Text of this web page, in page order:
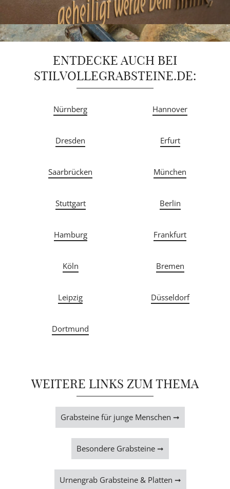
ENTDECKE AUCH BEI
STILVOLLEGRABSTEINE.DE:
Nürnberg Hannover
Dresden Erfurt
Saarbrücken München
Stuttgart Berlin
Hamburg Frankfurt
Köln Bremen
Leipzig Düsseldorf
Dortmund
WEITERE LINKS ZUM THEMA
Grabsteine für junge Menschen ➞
Besondere Grabsteine ➞
Urnengrab Grabsteine & Platten ➞